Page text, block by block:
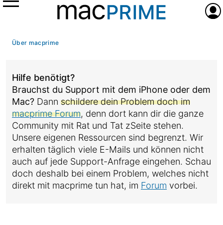
Menü
Über macprime
Hilfe benötigt?
Brauchst du Support mit dem iPhone oder dem
Mac? Dann schildere dein Problem doch im
macprime Forum, denn dort kann dir die ganze
Community mit Rat und Tat zSeite stehen.
Unsere eigenen Ressourcen sind begrenzt. Wir
erhalten täglich viele E-Mails und können nicht
auch auf jede Support-Anfrage eingehen. Schau
doch deshalb bei einem Problem, welches nicht
direkt mit macprime tun hat, im Forum vorbei.